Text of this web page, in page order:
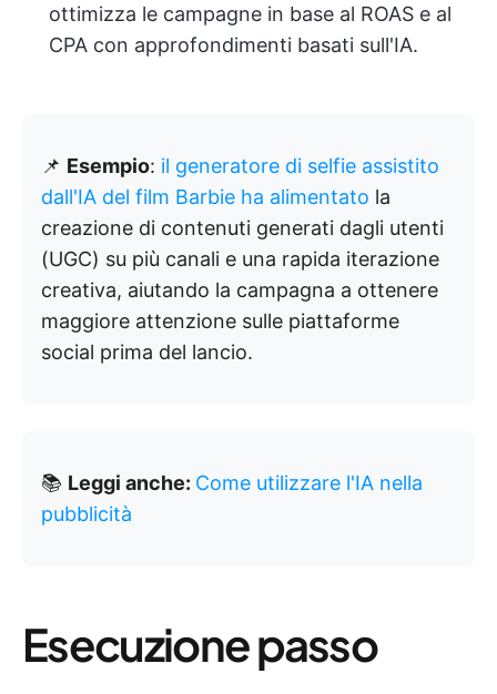
ottimizza le campagne in base al ROAS e al
CPA con approfondimenti basati sull'IA.
📌 Esempio: il generatore di selfie assistito
dall'IA del film Barbie ha alimentato la
creazione di contenuti generati dagli utenti
(UGC) su più canali e una rapida iterazione
creativa, aiutando la campagna a ottenere
maggiore attenzione sulle piattaforme
social prima del lancio.
📚 Leggi anche: Come utilizzare l'IA nella
pubblicità
Esecuzione passo